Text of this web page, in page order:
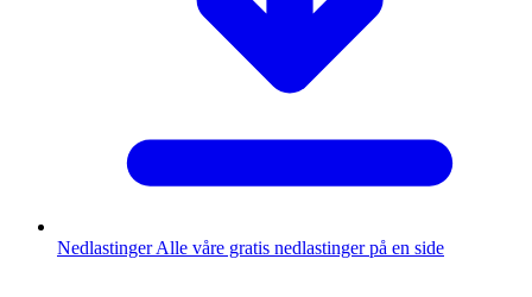
Nedlastinger Alle våre gratis nedlastinger på en side